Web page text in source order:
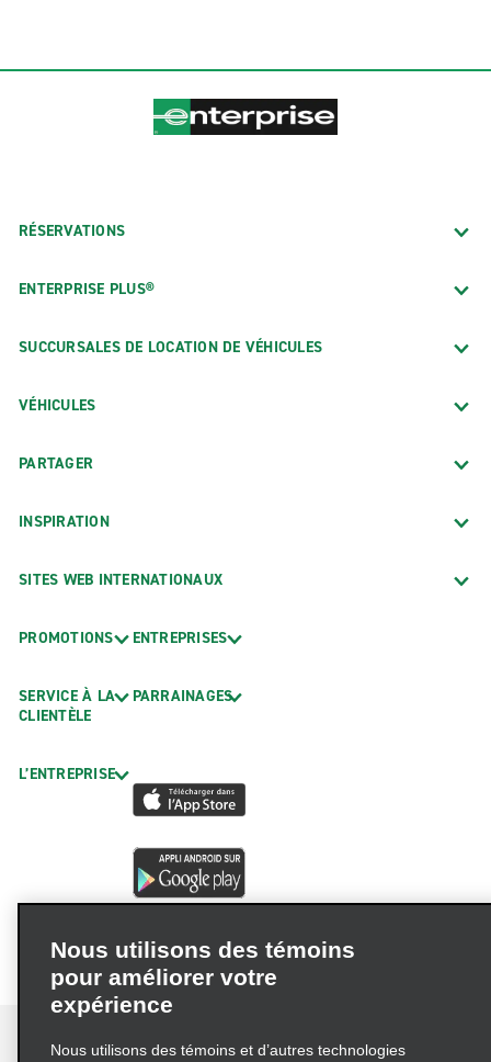
RÉSERVATIONS
ENTERPRISE PLUS®
SUCCURSALES DE LOCATION DE VÉHICULES
VÉHICULES
PARTAGER
INSPIRATION
SITES WEB INTERNATIONAUX
PROMOTIONS
SERVICE À LA
CLIENTÈLE
L’ENTREPRISE
ENTREPRISES
PARRAINAGES
Nous utilisons des témoins
pour améliorer votre
expérience
Nous utilisons des témoins et d’autres technologies